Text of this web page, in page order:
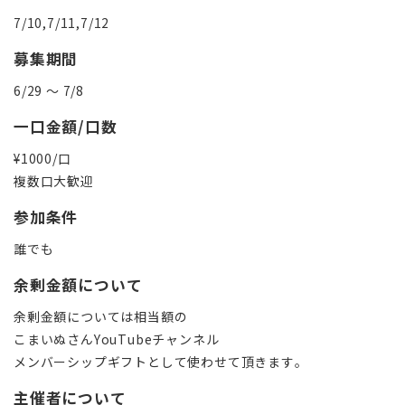
7/10,7/11,7/12
募集期間
6/29 〜 7/8
一口金額/口数
¥1000/口
複数口大歓迎
参加条件
誰でも
余剰金額について
余剰金額については相当額の
こまいぬさんYouTubeチャンネル
メンバーシップギフトとして使わせて頂きます。
主催者について